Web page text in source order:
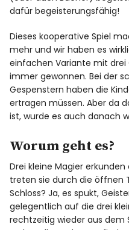
dafür begeisterungsfähig!
Dieses kooperative Spiel
mehr und wir haben es
einfachen Variante mit drei
immer gewonnen. Bei der
Gespenstern haben die
ertragen müssen. Aber da
ist, wurde es auch danach
Worum geht es?
Drei kleine Magier
treten sie durch die öffnen
Schloss? Ja, es spukt,
gelegentlich auf die drei
rechtzeitig wieder aus dem